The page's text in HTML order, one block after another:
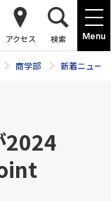
Menu
アクセス 検索
商学部 新着ニュース
2024